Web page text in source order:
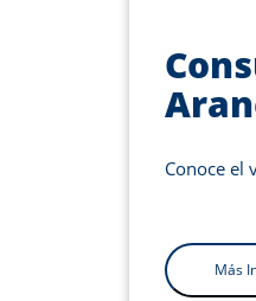
Conoce el
Más